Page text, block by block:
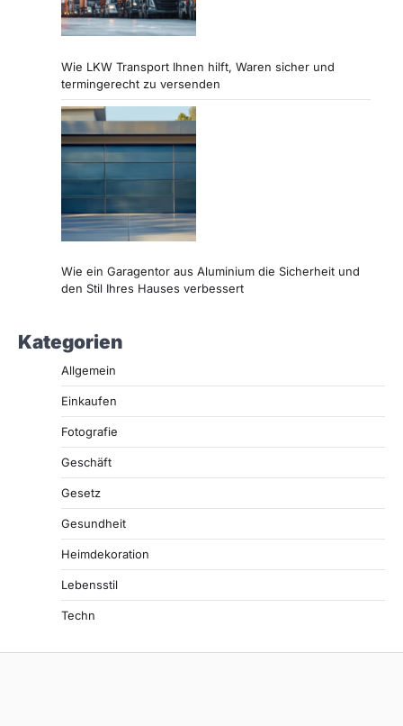
Wie LKW Transport Ihnen hilft, Waren sicher und
termingerecht zu versenden
Wie ein Garagentor aus Aluminium die Sicherheit und
den Stil Ihres Hauses verbessert
Kategorien
Allgemein
Einkaufen
Fotografie
Geschäft
Gesetz
Gesundheit
Heimdekoration
Lebensstil
Techn